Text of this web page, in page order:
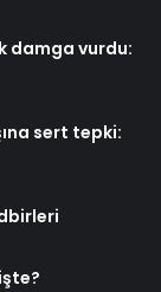
damga vurdu:
sert tepki: